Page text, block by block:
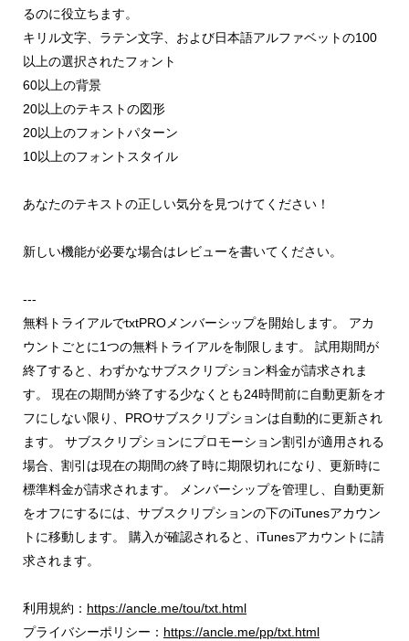
るのに役立ちます。
キリル文字、ラテン文字、および日本語アルファベットの100
以上の選択されたフォント
60以上の背景
20以上のテキストの図形
20以上のフォントパターン
10以上のフォントスタイル
あなたのテキストの正しい気分を見つけてください！
新しい機能が必要な場合はレビューを書いてください。
---
無料トライアルでtxtPROメンバーシップを開始します。 アカ
ウントごとに1つの無料トライアルを制限します。 試用期間が
終了すると、わずかなサブスクリプション料金が請求されま
す。 現在の期間が終了する少なくとも24時間前に自動更新をオ
フにしない限り、PROサブスクリプションは自動的に更新され
ます。 サブスクリプションにプロモーション割引が適用される
場合、割引は現在の期間の終了時に期限切れになり、更新時に
標準料金が請求されます。 メンバーシップを管理し、自動更新
をオフにするには、サブスクリプションの下のiTunesアカウン
トに移動します。 購入が確認されると、iTunesアカウントに請
求されます。
利用規約： https://ancle.me/tou/txt.html
プライバシーポリシー： https://ancle.me/pp/txt.html